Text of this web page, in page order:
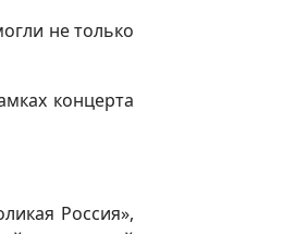
не только
концерта
Россия»,